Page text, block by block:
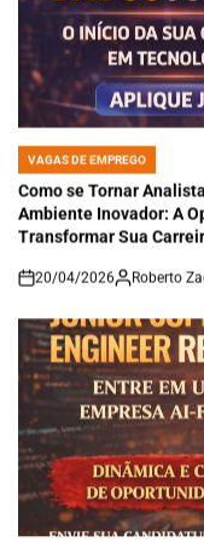
POSTED
VAGAS DE EMPREGO
Como se Tornar
Ambiente Inovador: A
Transformar Sua
on
20/04/2026 Roberto